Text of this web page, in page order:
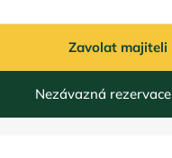
Zavolat majiteli
Nezávazná rezervace